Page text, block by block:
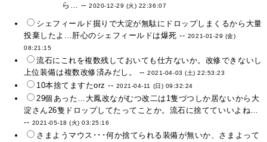
ら… --2020-12-29 (火) 22:36:07
シェフィールド掘りで大淀が無駄にドロップしまくるから大量
投棄したよ…肝心のシェフィールドは爆死 -- 2021-01-29 (金)
08:21:15
流石にこれを複数残しておいても仕方ないか。改修できないし
上位装備は複数改修済みだし。 --2021-04-03 (土) 22:53:23
10本捨てますたorz -- 2021-04-11 (日) 09:32:24
29個あった…大鳳改ながむつ改二は1隻づつしか居ないから大
淀さん26隻ドロップしてたってことか。流石に捨てていいよね…
-- 2021-05-18 (火) 03:25:16
さまようマウス･･･何か捨てられる装備が無いか、さまよって